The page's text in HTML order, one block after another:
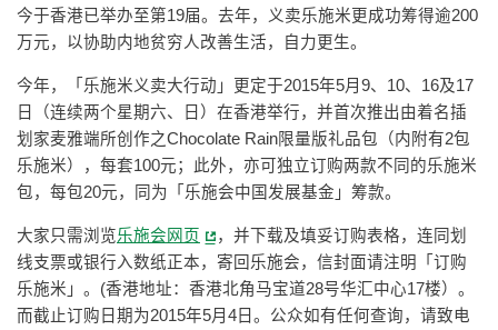
今于香港已举办至第19届。去年，义卖乐施米更成功筹得逾200
万元，以协助内地贫穷人改善生活，自力更生。
今年，「乐施米义卖大行动」更定于2015年5月9、10、16及17
日（连续两个星期六、日）在香港举行，并首次推出由着名插
划家麦雅端所创作之Chocolate Rain限量版礼品包（内附有2包
乐施米），每套100元；此外，亦可独立订购两款不同的乐施米
包，每包20元，同为「乐施会中国发展基金」筹款。
大家只需浏览乐施会网页
，并下载及填妥订购表格，连同划
线支票或银行入数纸正本，寄回乐施会，信封面请注明「订购
乐施米」。(香港地址：香港北角马宝道28号华汇中心17楼）。
而截止订购日期为2015年5月4日。公众如有任何查询，请致电